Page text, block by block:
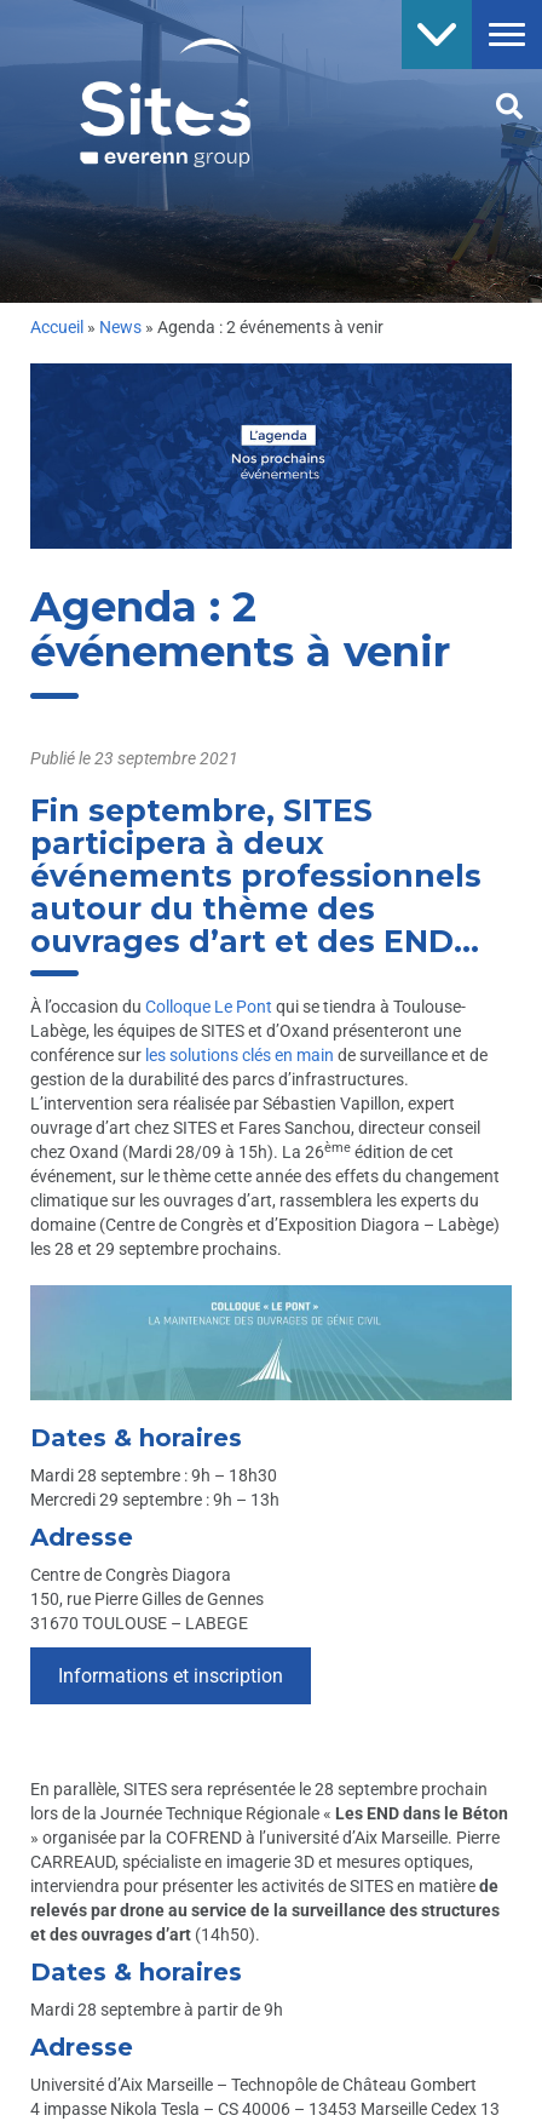
Accueil » News » Agenda : 2 événements à venir
Agenda : 2
événements à venir
Publié le23 septembre 2021
Fin septembre, SITES
participera à deux
événements professionnels
autour du thème des
ouvrages d’art et des END…
À l’occasion du Colloque Le Pont qui se tiendra à Toulouse-
Labège, les équipes de SITES et d’Oxand présenteront une
conférence sur les solutions clés en main de surveillance et de
gestion de la durabilité des parcs d’infrastructures.
L’intervention sera réalisée par Sébastien Vapillon, expert
ouvrage d’art chez SITES et Fares Sanchou, directeur conseil
chez Oxand (Mardi 28/09 à 15h). La 26ème édition de cet
événement, sur le thème cette année des effets du changement
climatique sur les ouvrages d’art, rassemblera les experts du
domaine (Centre de Congrès et d’Exposition Diagora – Labège)
les 28 et 29 septembre prochains.
Dates & horaires
Mardi 28 septembre : 9h – 18h30
Mercredi 29 septembre : 9h – 13h
Adresse
Centre de Congrès Diagora
150, rue Pierre Gilles de Gennes
31670 TOULOUSE – LABEGE
Informations et inscription
En parallèle, SITES sera représentée le 28 septembre prochain
lors de la Journée Technique Régionale « Les END dans le Béton
» organisée par la COFREND à l’université d’Aix Marseille. Pierre
CARREAUD, spécialiste en imagerie 3D et mesures optiques,
interviendra pour présenter les activités de SITES en matièrede
relevés par drone au service de la surveillance des structures
et des ouvrages d’art (14h50).
Dates & horaires
Mardi 28 septembre à partir de 9h
Adresse
Université d’Aix Marseille – Technopôle de Château Gombert
4 impasse Nikola Tesla – CS 40006 – 13453 Marseille Cedex 13